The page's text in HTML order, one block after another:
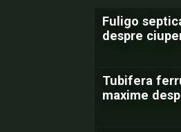
Fuligo
despre
Tubifera
maxime